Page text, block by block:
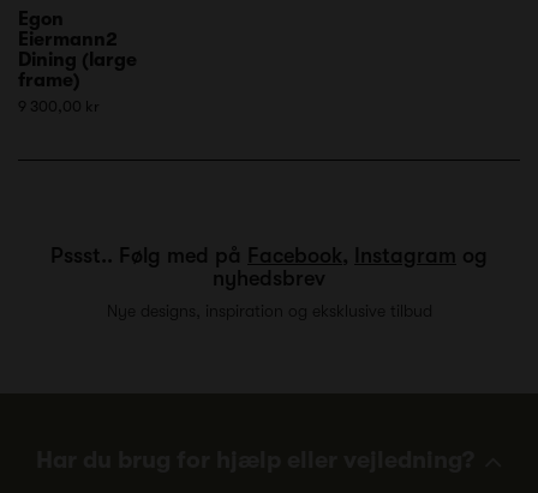
Egon
Eiermann2
Dining (large
frame)
9 300,00 kr
Pssst.. Følg med på Facebook, Instagram og
nyhedsbrev
Nye designs, inspiration og eksklusive tilbud